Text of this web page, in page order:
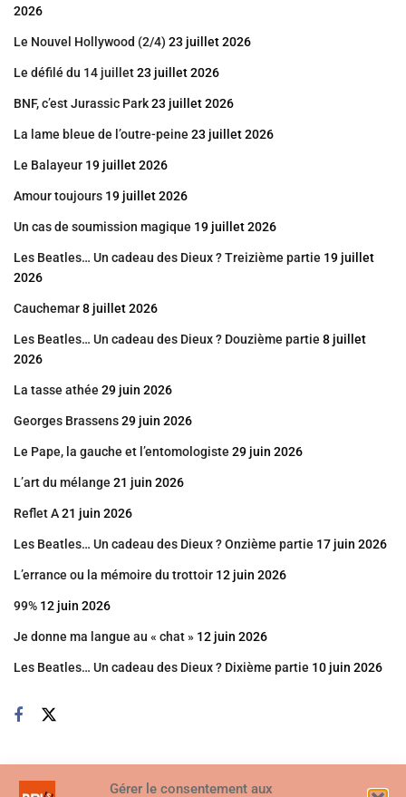
Gérer le consentement aux
2026
Le Nouvel Hollywood (2/4) 23 juillet 2026
Le défilé du 14 juillet23 juillet 2026
BNF, c’est Jurassic Park23 juillet 2026
La lame bleue de l’outre-peine 23 juillet 2026
Le Balayeur 19 juillet 2026
Amour toujours 19 juillet 2026
Un cas de soumission magique 19 juillet 2026
Les Beatles… Un cadeau des Dieux ? Treizième partie 19 juillet
2026
Cauchemar8 juillet 2026
Les Beatles… Un cadeau des Dieux ? Douzième partie 8 juillet
2026
La tasse athée 29 juin 2026
Georges Brassens29 juin 2026
Le Pape, la gauche et l’entomologiste 29 juin 2026
L’art du mélange 21 juin 2026
Reflet A21 juin 2026
Les Beatles… Un cadeau des Dieux ? Onzième partie 17 juin 2026
L’errance ou la mémoire du trottoir 12 juin 2026
99% 12 juin 2026
Je donne ma langue au « chat » 12 juin 2026
Les Beatles… Un cadeau des Dieux ? Dixième partie 10 juin 2026